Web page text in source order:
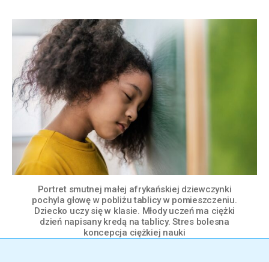
Portret smutnej małej afrykańskiej dziewczynki
pochyla głowę w pobliżu tablicy w pomieszczeniu.
Dziecko uczy się w klasie. Młody uczeń ma ciężki
dzień napisany kredą na tablicy. Stres bolesna
koncepcja ciężkiej nauki